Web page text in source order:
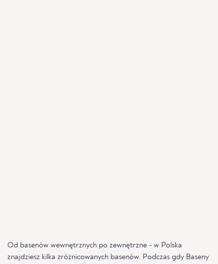
Od basenów wewnętrznych po zewnętrzne - w Polska
znajdziesz kilka zróżnicowanych basenów. Podczas gdy Baseny